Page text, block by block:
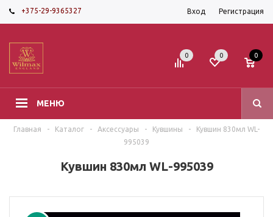
+375-29-9365327 Вход Регистрация
МЕНЮ
0 0 0
Главная - Каталог - Аксессуары - Кувшины -
Кувшин 830мл WL-
995039
Кувшин 830мл WL-995039